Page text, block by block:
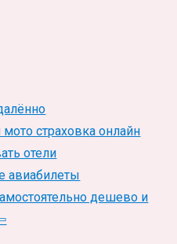
мото страховка онлайн
отели
авиабилеты
дешево и